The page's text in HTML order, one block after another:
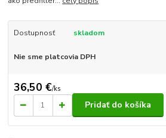
Dostupnosť skladom
Nie sme platcovia DPH
36,50 €/ks
Pridať do košíka